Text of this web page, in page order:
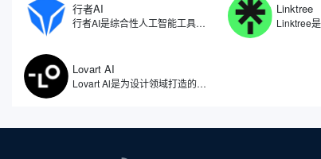
行者AI
行者AI是综合性人工智能工具，专注于人工智能在游戏、文娱等领域的研究和应用场景拓展。利用自研算法开发了一系列AI产品与解决方案，包括了AI智能体、AI安全、AI美术、AI音乐等多项产品，行者AI能够让游戏行业乃至内容创作的从业者能够尽量节省生产的时间，把更多精力放在创意本身。
Linktree
Lovart AI
Lovart Al是为设计领域打造的人工智能体，被誉为全球首个设计智能体。因此不仅仅是一个图像生成工具，更像是一位全天候的智能设计助手，能够理解用户需求，自动拆解设计任务，从创意构思到成品输出，实现全流程自动化。无论是设计师、品牌主还是内容创作者，都能通过自然语言与Lovart AI对话，获得视觉效果设计。